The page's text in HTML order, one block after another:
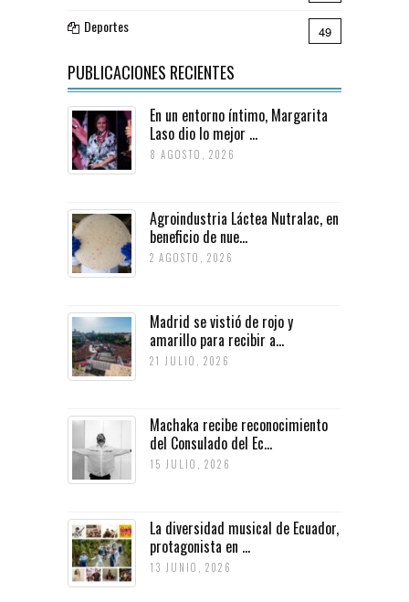
Deportes 49
PUBLICACIONES RECIENTES
En un entorno íntimo, Margarita
Laso dio lo mejor ...
8 AGOSTO, 2026
Agroindustria Láctea Nutralac, en
beneficio de nue...
2 AGOSTO, 2026
Madrid se vistió de rojo y
amarillo para recibir a...
21 JULIO, 2026
Machaka recibe reconocimiento
del Consulado del Ec...
15 JULIO, 2026
La diversidad musical de Ecuador,
protagonista en ...
13 JUNIO, 2026